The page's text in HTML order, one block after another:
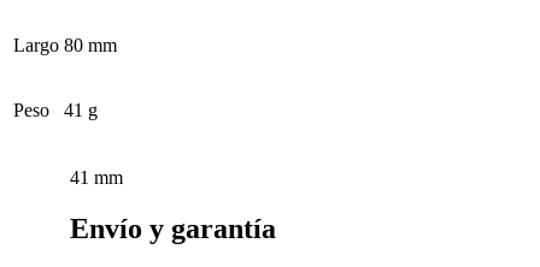
Largo 80 mm
Peso 41 g
41 mm
Envío y garantía